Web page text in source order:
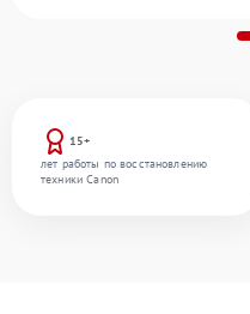
15+
лет работы по восстановлению
техники Canon